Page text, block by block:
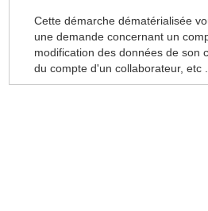
Numérique
Vie universitaire
Cette démarche dématérialisée
une demande concernant un
modification des données de son
du compte d'un collaborateur, etc ...